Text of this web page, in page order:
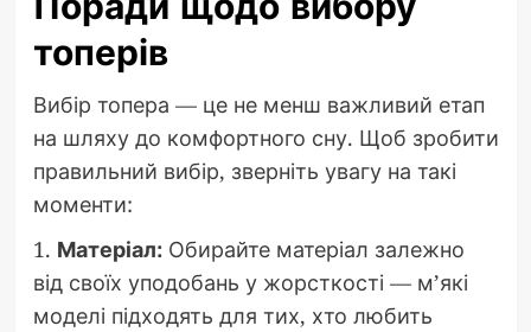
топерів
Вибір топера — це не менш важливий етап
на шляху до комфортного сну. Щоб зробити
правильний вибір, зверніть увагу на такі
моменти:
1. Матеріал:Обирайте матеріал залежно
від своїх уподобань у жорсткості — м’які
моделі підходять для тих, хто любить